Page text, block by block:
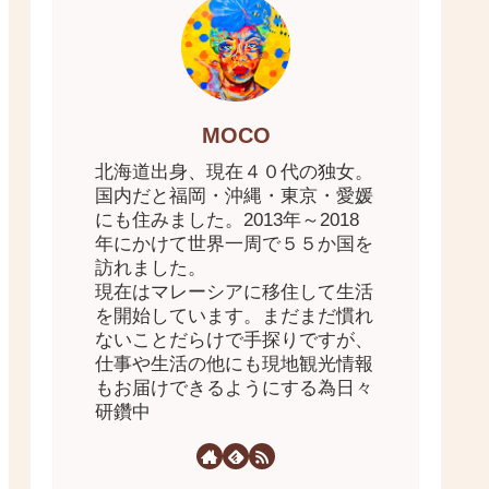
MOCO
北海道出身、現在４０代の独女。
国内だと福岡・沖縄・東京・愛媛
にも住みました。2013年～2018
年にかけて世界一周で５５か国を
訪れました。
現在はマレーシアに移住して生活
を開始しています。まだまだ慣れ
ないことだらけで手探りですが、
仕事や生活の他にも現地観光情報
もお届けできるようにする為日々
研鑽中